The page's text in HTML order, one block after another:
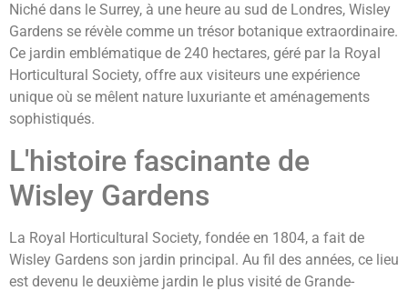
Niché dans le Surrey, à une heure au sud de Londres, Wisley
Gardens se révèle comme un trésor botanique extraordinaire.
Ce jardin emblématique de 240 hectares, géré par la Royal
Horticultural Society, offre aux visiteurs une expérience
unique où se mêlent nature luxuriante et aménagements
sophistiqués.
L'histoire fascinante de
Wisley Gardens
La Royal Horticultural Society, fondée en 1804, a fait de
Wisley Gardens son jardin principal. Au fil des années, ce lieu
est devenu le deuxième jardin le plus visité de Grande-